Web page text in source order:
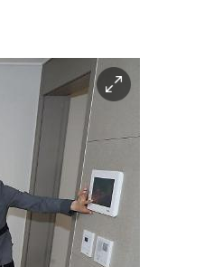
이
미
대